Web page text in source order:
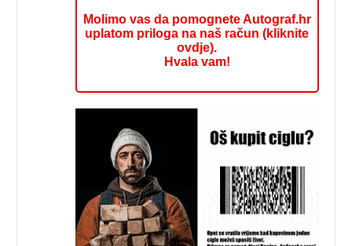
Molimo vas da pomognete Autograf.hr
uplatom priloga na naš račun (kliknite
ovdje).
Hvala vam!